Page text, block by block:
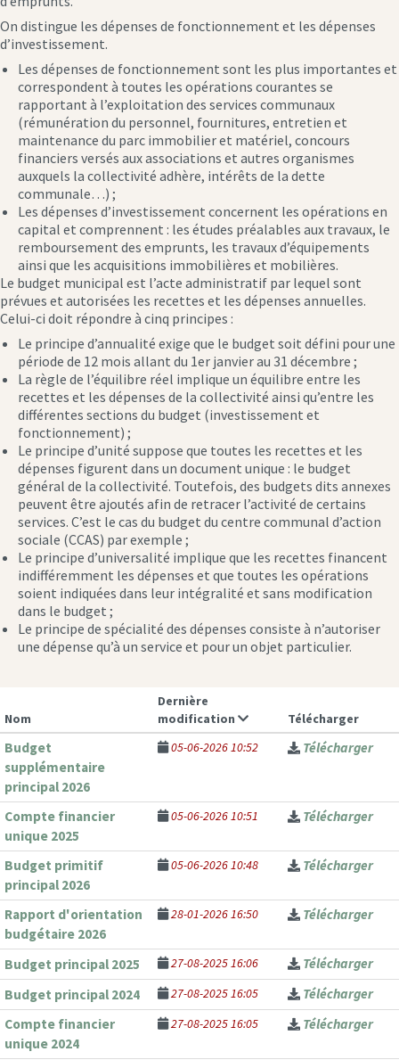
On distingue les dépenses de fonctionnement et les dépenses
d’investissement.
Les dépenses de fonctionnement sont les plus importantes et
correspondent à toutes les opérations courantes se
rapportant à l’exploitation des services communaux
(rémunération du personnel, fournitures, entretien et
maintenance du parc immobilier et matériel, concours
financiers versés aux associations et autres organismes
auxquels la collectivité adhère, intérêts de la dette
communale…) ;
Les dépenses d’investissement concernent les opérations en
capital et comprennent : les études préalables aux travaux, le
remboursement des emprunts, les travaux d’équipements
ainsi que les acquisitions immobilières et mobilières.
Le budget municipal est l’acte administratif par lequel sont
prévues et autorisées les recettes et les dépenses annuelles.
Celui-ci doit répondre à cinq principes :
Le principe d’annualité exige que le budget soit défini pour une
période de 12 mois allant du 1er janvier au 31 décembre ;
La règle de l’équilibre réel implique un équilibre entre les
recettes et les dépenses de la collectivité ainsi qu’entre les
différentes sections du budget (investissement et
fonctionnement) ;
Le principe d’unité suppose que toutes les recettes et les
dépenses figurent dans un document unique : le budget
général de la collectivité. Toutefois, des budgets dits annexes
peuvent être ajoutés afin de retracer l’activité de certains
services. C’est le cas du budget du centre communal d’action
sociale (CCAS) par exemple ;
Le principe d’universalité implique que les recettes financent
indifféremment les dépenses et que toutes les opérations
soient indiquées dans leur intégralité et sans modification
dans le budget ;
Le principe de spécialité des dépenses consiste à n’autoriser
une dépense qu’à un service et pour un objet particulier.
Nom
Dernière
modification
Télécharger
Budget
supplémentaire
principal 2026
05-06-2026 10:52 Télécharger
Compte financier
unique 2025
05-06-2026 10:51 Télécharger
Budget primitif
principal 2026
05-06-2026 10:48 Télécharger
Rapport d'orientation
budgétaire 2026
28-01-2026 16:50 Télécharger
Budget principal 2025 27-08-2025 16:06
Télécharger
Budget principal 2024
27-08-2025 16:05
Télécharger
Compte financier
unique 2024
27-08-2025 16:05 Télécharger